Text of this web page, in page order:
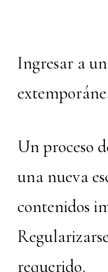
Ingresar a
Un proceso
una nueva
contenidos
requerido.